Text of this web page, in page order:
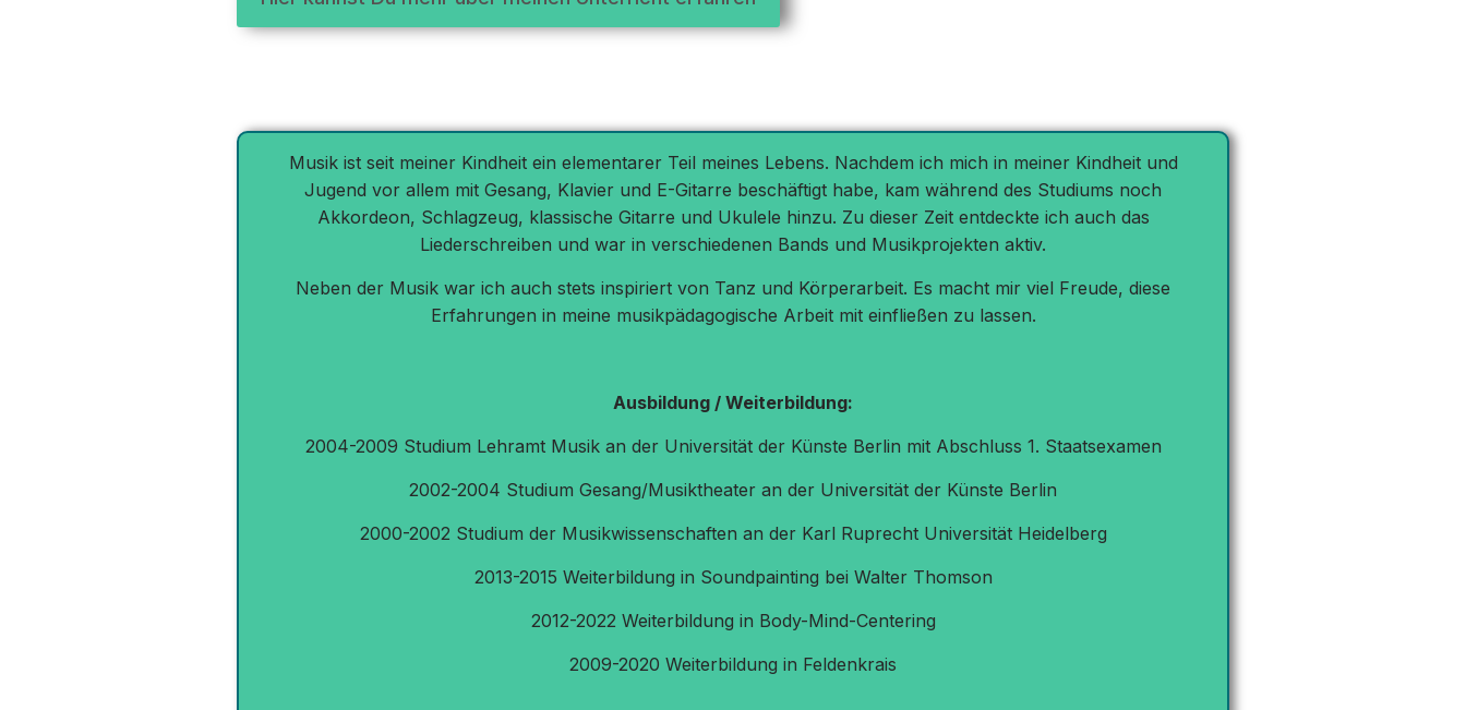
Musik ist seit meiner Kindheit ein elementarer Teil meines Lebens. Nachdem ich mich in meiner Kindheit und
Jugend vor allem mit Gesang, Klavier und E-Gitarre beschäftigt habe, kam während des Studiums noch
Akkordeon, Schlagzeug, klassische Gitarre und Ukulele hinzu. Zu dieser Zeit entdeckte ich auch das
Liederschreiben und war in verschiedenen Bands und Musikprojekten aktiv.
Neben der Musik war ich auch stets inspiriert von Tanz und Körperarbeit. Es macht mir viel Freude, diese
Erfahrungen in meine musikpädagogische Arbeit mit einfließen zu lassen.
Ausbildung / Weiterbildung:
2004-2009 Studium Lehramt Musik an der Universität der Künste Berlin mit Abschluss 1. Staatsexamen
2002-2004 Studium Gesang/Musiktheater an der Universität der Künste Berlin
2000-2002 Studium der Musikwissenschaften an der Karl Ruprecht Universität Heidelberg
2013-2015 Weiterbildung in Soundpainting bei Walter Thomson
2012-2022 Weiterbildung in Body-Mind-Centering
2009-2020 Weiterbildung in Feldenkrais